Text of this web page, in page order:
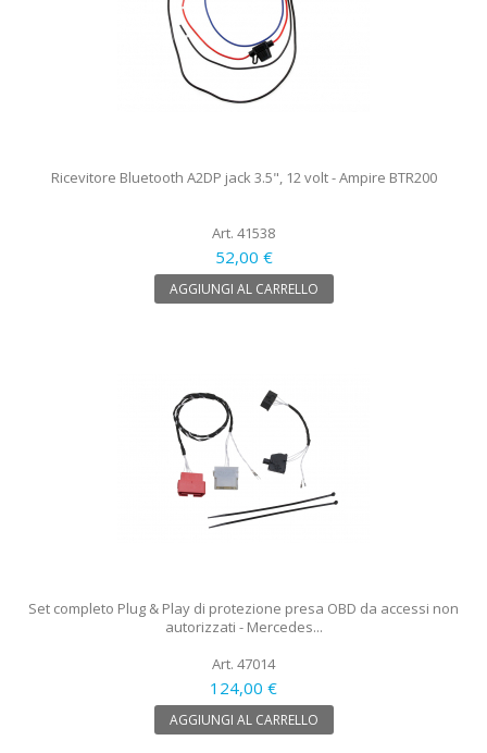
Ricevitore Bluetooth A2DP jack 3.5", 12 volt - Ampire BTR200
Art. 41538
52,00 €
AGGIUNGI AL CARRELLO
Set completo Plug & Play di protezione presa OBD da accessi non
autorizzati - Mercedes...
Art. 47014
124,00 €
AGGIUNGI AL CARRELLO